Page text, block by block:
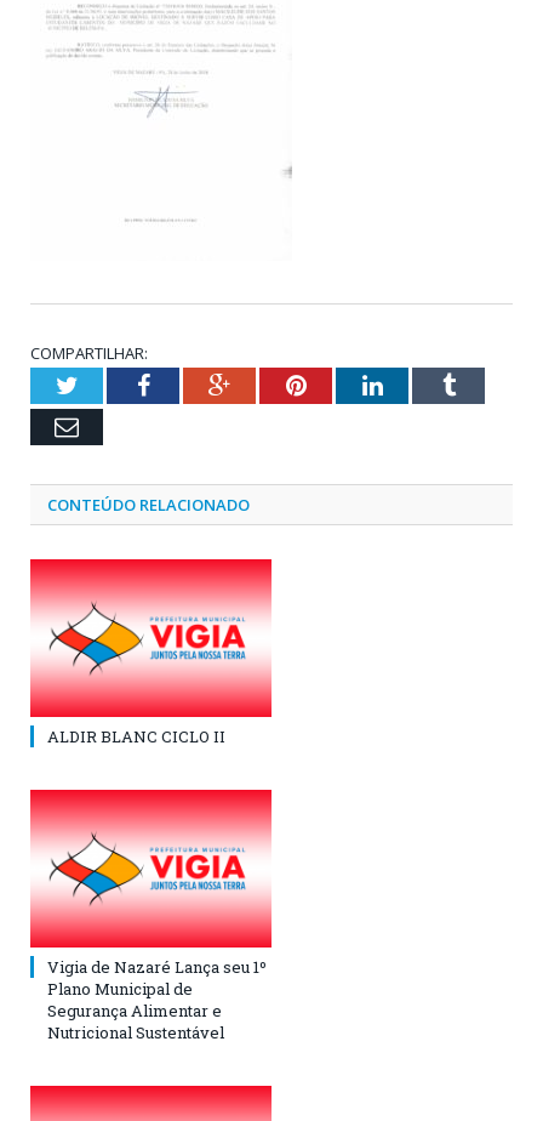
COMPARTILHAR:
TwitterFacebookGoogle+PinterestLinkedInTumblr
Email
CONTEÚDO RELACIONADO
ALDIR BLANC CICLO II
Vigia de Nazaré Lança seu 1º
Plano Municipal de
Segurança Alimentar e
Nutricional Sustentável